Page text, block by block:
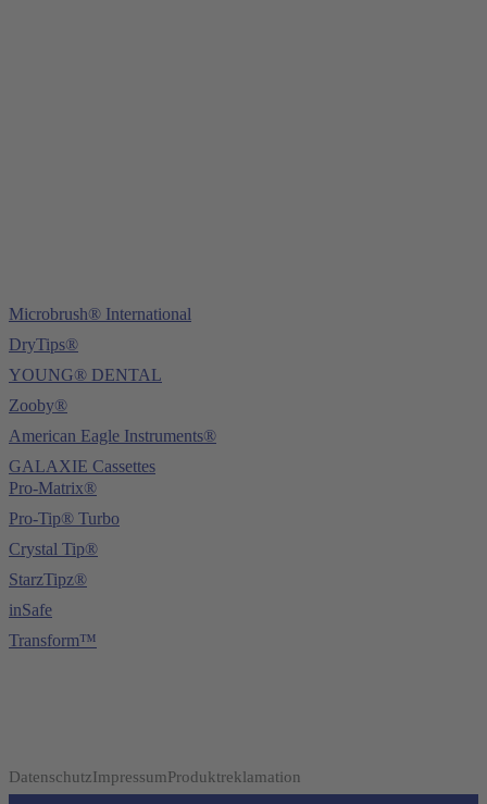
Microbrush® International
DryTips®
YOUNG® DENTAL
Zooby®
American Eagle Instruments®
GALAXIE Cassettes
Pro-Matrix®
Pro-Tip® Turbo
Crystal Tip®
StarzTipz®
inSafe
Transform™
DatenschutzImpressumProduktreklamation